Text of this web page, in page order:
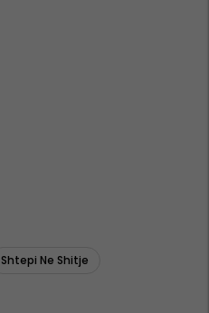
Shtepi Ne Shitje